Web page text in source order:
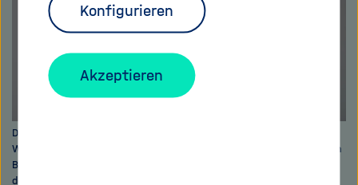
Der Genetiker und Abrüstungsexperte Prof. Erhard Geißler war zur
Wendezeit Abteilungsleiter am Zentralinstitut für Molekularbiologie in
Berlin-Buch und von 1992 bis zu seiner Emeritierung im Jahr 2000 an
dessen Nachfolgeinstitution, dem Max-Delbrück-Centrum für
Konfigurieren
Akzeptieren